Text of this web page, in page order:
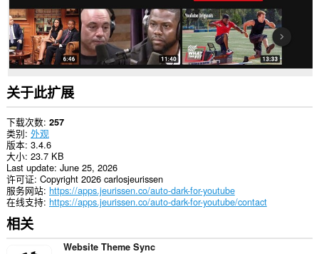
据。
This
permission
allows
other
installed
extensions
and
web
pages
to
communicate
with
this
extension.
关于此扩展
下载次数 257
类别 外观
版本 3.4.6
大小 23.7 KB
Last update June 25, 2026
许可证 Copyright 2026 carlosjeurissen
服务网站 https://apps.jeurissen.co/auto-dark-for-youtube
在线支持 https://apps.jeurissen.co/auto-dark-for-youtube/contact
相关
Website Theme Sync